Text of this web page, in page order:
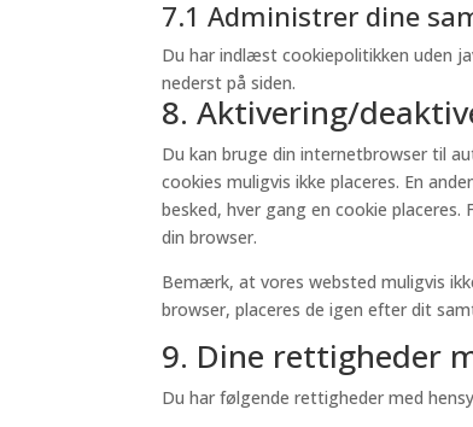
7.1 Administrer dine
Du har indlæst cookiepolitikken uden
nederst på siden.
8. Aktivering/
Du kan bruge din internetbrowser til
cookies muligvis ikke placeres. En
besked, hver gang en cookie
din browser.
Bemærk, at vores websted muligvis
browser, placeres de igen efter dit
9. Dine rettigheder
Du har følgende rettigheder med